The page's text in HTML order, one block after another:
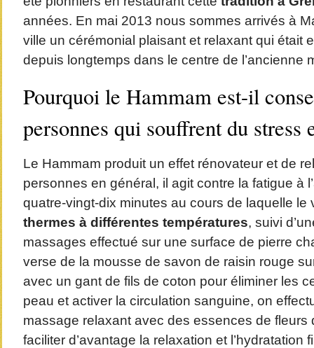
années. En mai 2013 nous sommes arrivés à
ville un cérémonial plaisant et relaxant qui était
depuis longtemps dans le centre de l’ancienne
Pourquoi le Hammam est-il
personnes qui souffrent du stress
Le Hammam produit un effet rénovateur et de
personnes en général, il agit contre la fatigue à
quatre-vingt-dix minutes au cours de laquelle le
thermes à différentes températures, suivi
massages effectué sur une surface de pierre
verse de la mousse de savon de raisin rouge
avec un gant de fils de coton pour éliminer les
peau et activer la circulation sanguine, on
massage relaxant avec des essences de fleurs
faciliter d’avantage la relaxation et l’hydratation